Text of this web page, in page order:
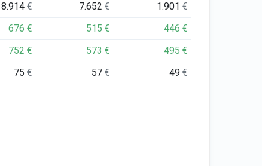
8.914€ 7.652€ 1.901€
676€ 515€ 446€
752€ 573€ 495€
75€ 57€ 49€